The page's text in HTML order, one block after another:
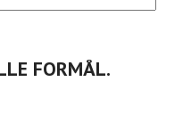
FORMÅL.